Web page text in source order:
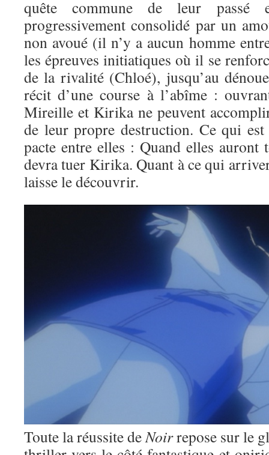
quête commune de leur
progressivement consolidé par un
non avoué (il n’y a aucun homme
les épreuves initiatiques où il se
de la rivalité (Chloé), jusqu’au
récit d’une course à l’abîme :
Mireille et Kirika ne peuvent
de leur propre destruction. Ce qui est
pacte entre elles : Quand elles
devra tuer Kirika. Quant à ce qui
laisse le découvrir.
Toute la réussite deNoirrepose sur le